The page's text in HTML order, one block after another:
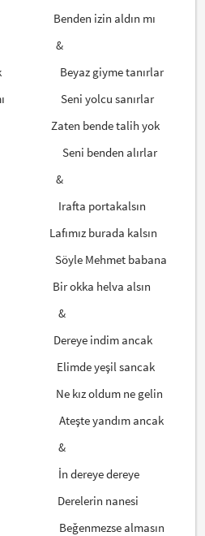
Benden izin aldın mı
Beyaz giyme tanırlar
mı Seni yolcu sanırlar
Zaten bende talih yok
mı Seni benden alırlar
Irafta portakalsın
burada kalsın
Söyle Mehmet babana
okka helva alsın
indim ancak
Elimde yeşil sancak
kız oldum ne gelin
Ateşte yandım ancak
İn dereye dereye
Derelerin nanesi
Beğenmezse almasın